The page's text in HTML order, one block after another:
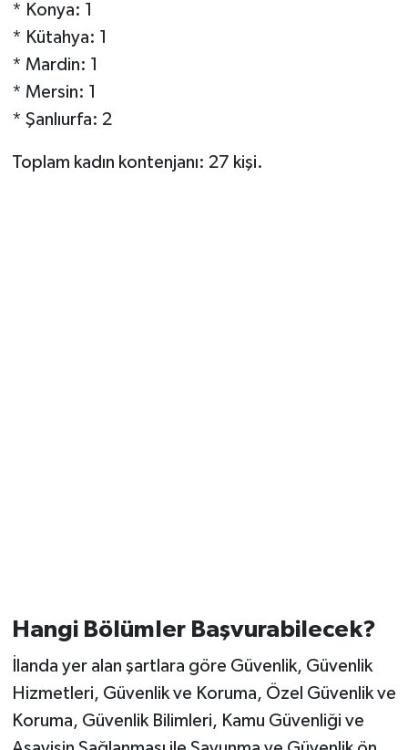
* Konya: 1
* Kütahya: 1
* Mardin: 1
* Mersin: 1
* Şanlıurfa: 2
Toplam kadın kontenjanı: 27 kişi.
Hangi Bölümler Başvurabilecek?
İlanda yer alan şartlara göre Güvenlik, Güvenlik
Hizmetleri, Güvenlik ve Koruma, Özel Güvenlik ve
Koruma, Güvenlik Bilimleri, Kamu Güvenliği ve